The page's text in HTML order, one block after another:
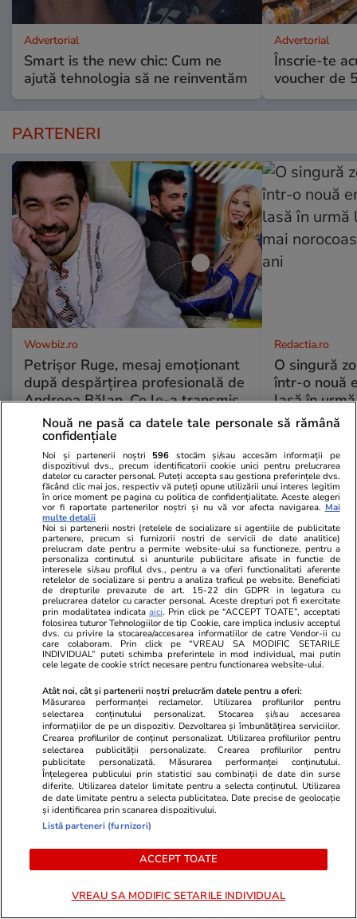
Advertorial
Smart is the new chic: Cum ne
ajută tehnologia să ne reinventăm
Advertorial
Înscrie-te
voucher de
PARTENERI
Wowbiz.ro
Petrișor Ruge, mesaj emoționant
după despărțirea profesională de
Andreea Bălan. Ce le-a transmis
fanilor
Redactia.ro
O singură
într-o nouă
lasă în
mai
POLITIC
Politică 19:03
Flavia Boghiu, fostul viceprimar
USR din Brașov, achitată
definitiv în dosarul
„Catacombelor”. Instanța:
„Fapta nu există”/ Fritz exultă
Politică
Primele nume pentru un
premier tehnocrat au fost deja
avansate în negocierile politice.
Varianta respinsă categoric de
Nicușor Dan
PARTENERI
Nouă ne pasă ca datele tale personale să rămână
confidențiale
Noi și partenerii noștri 596 stocăm și/sau accesăm informații pe
dispozitivul dvs., precum identificatorii cookie unici pentru prelucrarea
datelor cu caracter personal. Puteți accepta sau gestiona preferințele dvs.
făcând clic mai jos, respectiv vă puteți opune utilizării unui interes legitim
în orice moment pe pagina cu politica de confidențialitate. Aceste alegeri
vor fi raportate partenerilor noștri și nu vă vor afecta navigarea. Mai
multe detalii
Noi si partenerii nostri (retelele de socializare si agentiile de publicitate
partenere, precum si furnizorii nostri de servicii de date analitice)
prelucram date pentru a permite website-ului sa functioneze, pentru a
personaliza continutul si anunturile publicitare afisate in functie de
interesele si/sau profilul dvs., pentru a va oferi functionalitati aferente
retelelor de socializare si pentru a analiza traficul pe website. Beneficiati
de drepturile prevazute de art. 15-22 din GDPR in legatura cu
prelucrarea datelor cu caracter personal. Aceste drepturi pot fi exercitate
prin modalitatea indicataaici. Prin click pe “ACCEPT TOATE”, acceptati
folosirea tuturor Tehnologiilor de tip Cookie, care implica inclusiv acceptul
dvs. cu privire la stocarea/accesarea informatiilor de catre Vendor-ii cu
care colaboram. Prin click pe “VREAU SA MODIFIC SETARILE
INDIVIDUAL” puteti schimba preferintele in mod individual, mai putin
cele legate de cookie strict necesare pentru functionarea website-ului.
Atât noi, cât și partenerii noștri prelucrăm datele pentru a oferi:
Măsurarea performanței reclamelor. Utilizarea profilurilor pentru
selectarea conținutului personalizat. Stocarea și/sau accesarea
informațiilor de pe un dispozitiv. Dezvoltarea și îmbunătățirea serviciilor.
Crearea profilurilor de conținut personalizat. Utilizarea profilurilor pentru
selectarea publicității personalizate. Crearea profilurilor pentru
publicitate personalizată. Măsurarea performanței conținutului.
Înțelegerea publicului prin statistici sau combinații de date din surse
diferite. Utilizarea datelor limitate pentru a selecta conținutul. Utilizarea
de date limitate pentru a selecta publicitatea. Date precise de geolocație
și identificarea prin scanarea dispozitivului.
Listă parteneri (furnizori)
ACCEPT TOATE
VREAU SA MODIFIC SETARILE INDIVIDUAL